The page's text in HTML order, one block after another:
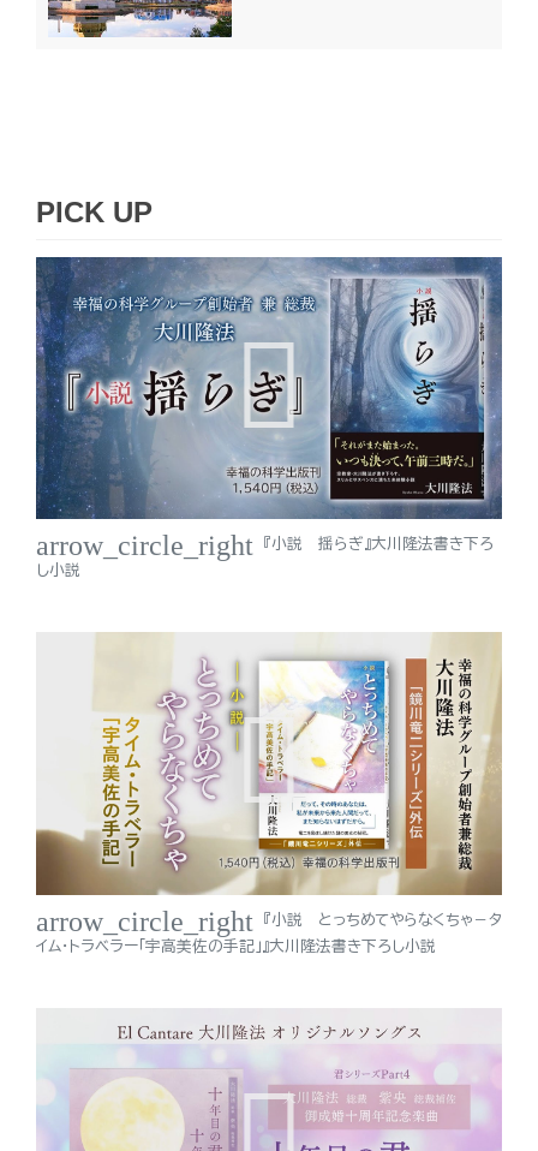
PICK UP
arrow_circle_right
『小説 揺らぎ』大川隆法書き下ろ
し小説
arrow_circle_right
『小説 とっちめてやらなくちゃ－タ
イム・トラベラー「宇高美佐の手記」』大川隆法書き下ろし小説